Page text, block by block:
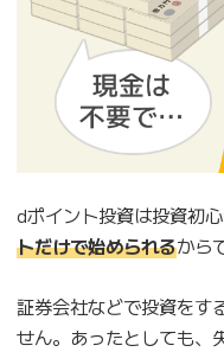
dポイント投資は投資初
トだけで始められるから
証券会社などで投資をす
せん。あったとしても、